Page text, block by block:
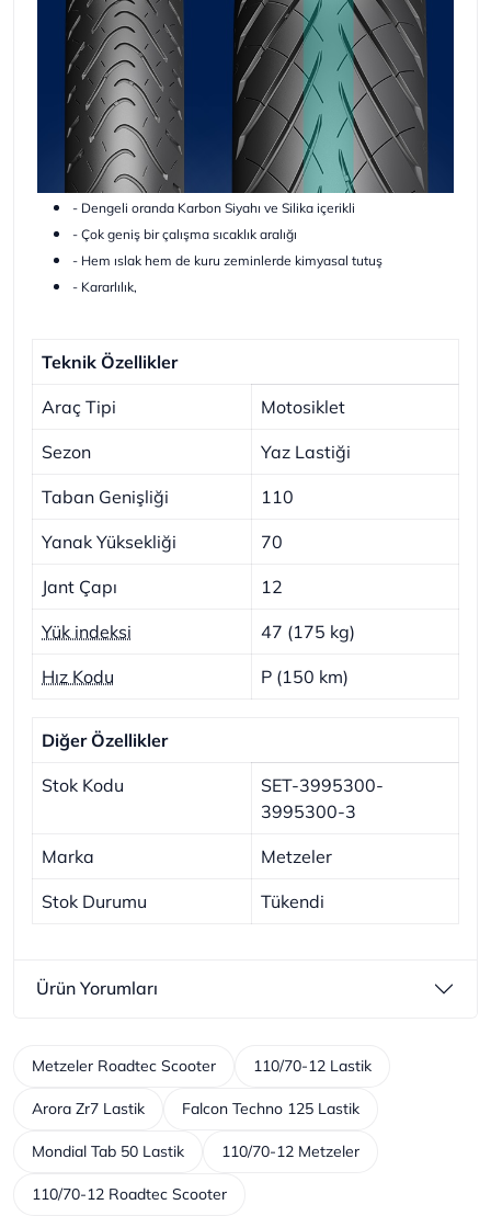
- Dengeli oranda Karbon Siyahı ve Silika içerikli
- Çok geniş bir çalışma sıcaklık aralığı
- Hem ıslak hem de kuru zeminlerde kimyasal tutuş
- Kararlılık,
Teknik Özellikler
Araç Tipi Motosiklet
Sezon Yaz Lastiği
Taban Genişliği 110
Yanak Yüksekliği 70
Jant Çapı 12
Yük indeksi 47 (175 kg)
Hız Kodu P (150 km)
Diğer Özellikler
Stok Kodu
SET-3995300-
3995300-3
Marka Metzeler
Stok Durumu Tükendi
Ürün Yorumları
Metzeler Roadtec Scooter 110/70-12 Lastik
Arora Zr7 Lastik Falcon Techno 125 Lastik
Mondial Tab 50 Lastik 110/70-12 Metzeler
110/70-12 Roadtec Scooter